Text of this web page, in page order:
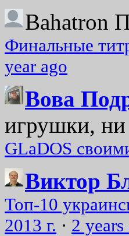
Bahatron
Финальные
year ago
Вова
игрушки, ни
GLaDOS
Виктор
Топ-10
2013 г. · 2 years